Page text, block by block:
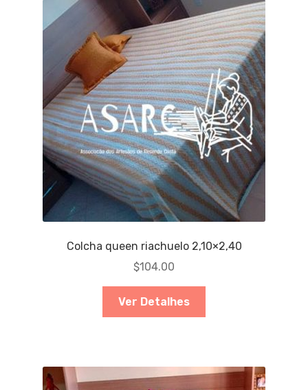
Colcha queen riachuelo 2,10×2,40
$104.00
Ver Detalhes